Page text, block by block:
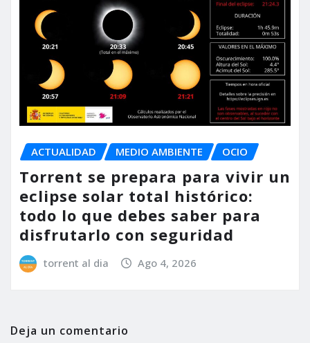
ACTUALIDAD MEDIO AMBIENTE OCIO
Torrent se prepara para vivir un
eclipse solar total histórico:
todo lo que debes saber para
disfrutarlo con seguridad
torrent al dia Ago 4, 2026
Deja un comentario